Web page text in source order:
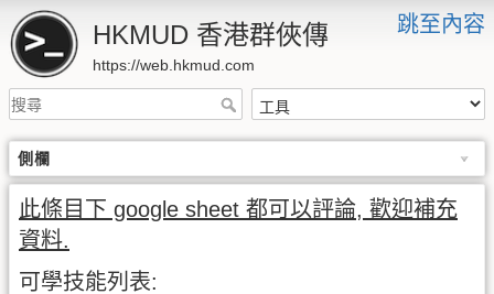
跳至內容
HKMUD 香港群俠傳
https://web.hkmud.com
側欄
此條目下 google sheet 都可以評論, 歡迎補充
資料.
可學技能列表: